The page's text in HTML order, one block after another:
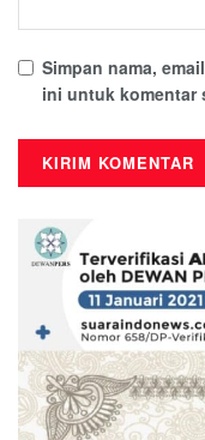
Simpan nama,
ini untuk komentar